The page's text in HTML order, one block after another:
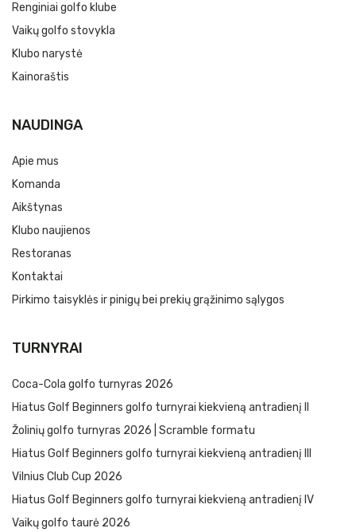
Renginiai golfo klube
Vaikų golfo stovykla
Klubo narystė
Kainoraštis
NAUDINGA
Apie mus
Komanda
Aikštynas
Klubo naujienos
Restoranas
Kontaktai
Pirkimo taisyklės ir pinigų bei prekių grąžinimo sąlygos
TURNYRAI
Coca-Cola golfo turnyras 2026
Hiatus Golf Beginners golfo turnyrai kiekvieną antradienį II
Žolinių golfo turnyras 2026 | Scramble formatu
Hiatus Golf Beginners golfo turnyrai kiekvieną antradienį III
Vilnius Club Cup 2026
Hiatus Golf Beginners golfo turnyrai kiekvieną antradienį IV
Vaikų golfo taurė 2026